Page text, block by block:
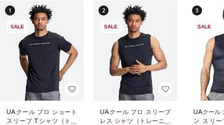
1
SALE
UAクール プロ ショート
スリーブ Tシャツ（トレ
2
SALE
UAクール プロ スリーブ
レス シャツ（トレーニン
3
SALE
UAクール
ン スリ